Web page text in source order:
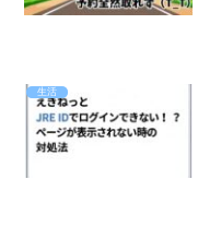
生活